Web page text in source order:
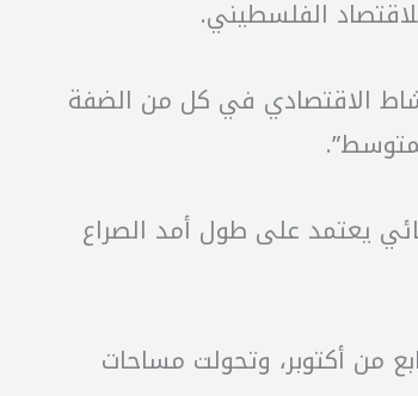
الفلسطيني.
الاقتصادي في كل من الضفة
يعتمد على طول أمد الصراع
من أكتوبر، وتحولت مساحات